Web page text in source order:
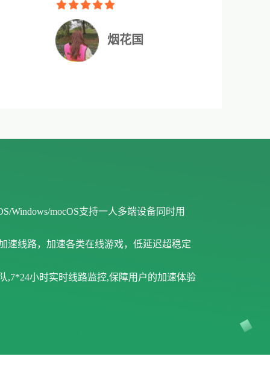
烟花国
Windows/mocOS支持一人多端设备同时用
速线路，加速各类在线游戏，低延迟超稳定
,7*24小时实时线路监控,保障用户的加速体验